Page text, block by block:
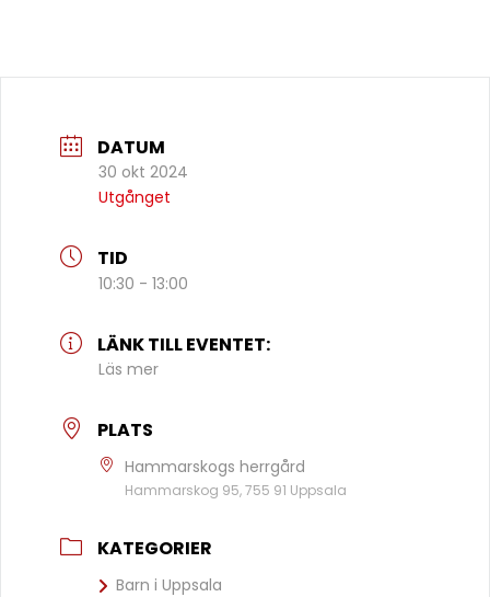
DATUM
30 okt 2024
Utgånget
TID
10:30 - 13:00
LÄNK TILL EVENTET:
Läs mer
PLATS
Hammarskogs herrgård
Hammarskog 95, 755 91 Uppsala
KATEGORIER
Barn i Uppsala